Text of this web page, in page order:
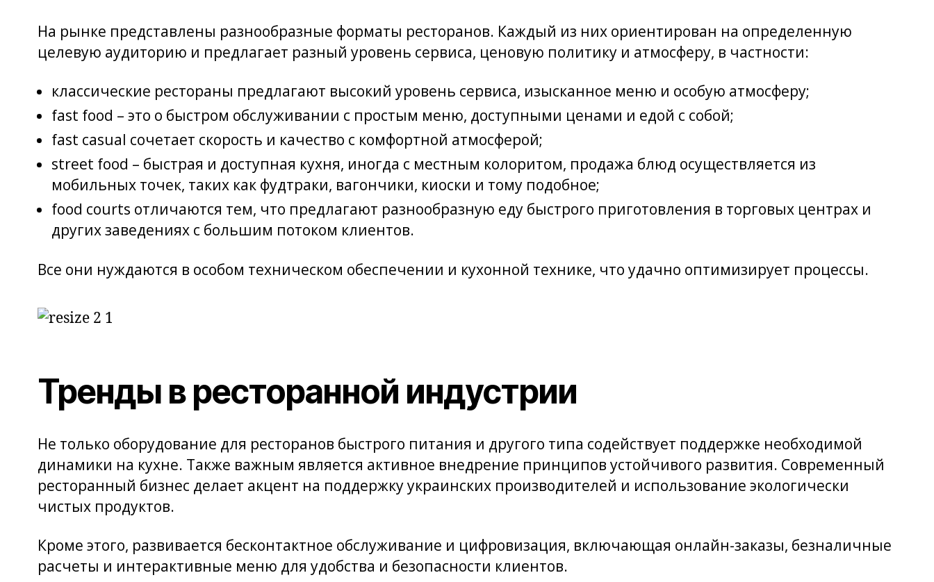
На рынке представлены разнообразные форматы ресторанов. Каждый из них ориентирован на определенную
целевую аудиторию и предлагает разный уровень сервиса, ценовую политику и атмосферу, в частности:
классические рестораны предлагают высокий уровень сервиса, изысканное меню и особую атмосферу;
fast food – это о быстром обслуживании с простым меню, доступными ценами и едой с собой;
fast casual сочетает скорость и качество с комфортной атмосферой;
street food – быстрая и доступная кухня, иногда с местным колоритом, продажа блюд осуществляется из
мобильных точек, таких как фудтраки, вагончики, киоски и тому подобное;
food courts отличаются тем, что предлагают разнообразную еду быстрого приготовления в торговых центрах и
других заведениях с большим потоком клиентов.
Все они нуждаются в особом техническом обеспечении и кухонной технике, что удачно оптимизирует процессы.
Тренды в ресторанной индустрии
Не только оборудование для ресторанов быстрого питания и другого типа содействует поддержке необходимой
динамики на кухне. Также важным является активное внедрение принципов устойчивого развития. Современный
ресторанный бизнес делает акцент на поддержку украинских производителей и использование экологически
чистых продуктов.
Кроме этого, развивается бесконтактное обслуживание и цифровизация, включающая онлайн-заказы, безналичные
расчеты и интерактивные меню для удобства и безопасности клиентов.